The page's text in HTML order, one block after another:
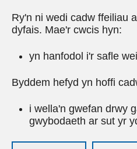
Ry'n ni wedi cadw ffeiliau
dyfais. Mae'r cwcis hyn:
yn hanfodol i'r safle
Byddem hefyd yn hoffi
i wella'n gwefan drwy
gwybodaeth ar sut yr